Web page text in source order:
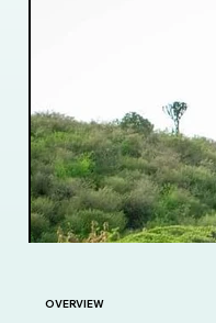
OVERVIEW